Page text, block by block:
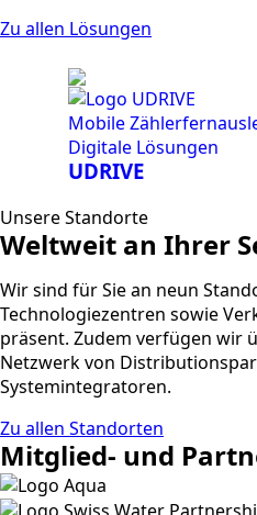
Zu allen Lösungen
Mobile
Digitale Lösungen
UDRIVE
Unsere Standorte
Weltweit an Ihrer
Wir sind für Sie an neun
Technologiezentren sowie
präsent. Zudem verfügen wir
Netzwerk von
Systemintegratoren.
Zu allen Standorten
Mitglied- und